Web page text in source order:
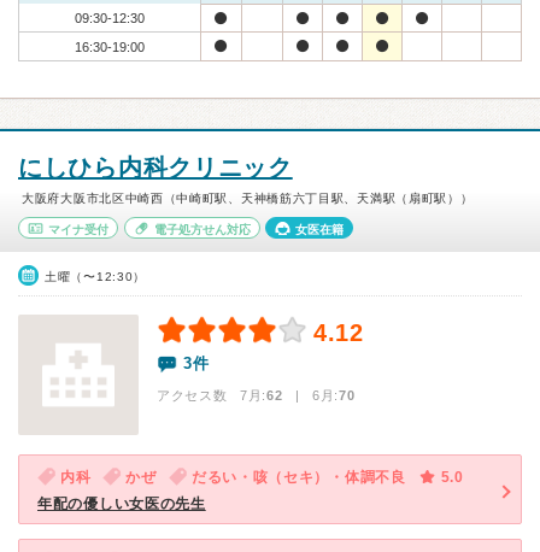
09:30-12:30
16:30-19:00
にしひら内科クリニック
大阪府大阪市北区中崎西（中崎町駅、天神橋筋六丁目駅、天満駅（扇町駅））
マイナ受付 電子処方せん対応 女医在籍
土曜（〜12:30）
4.12
3件
アクセス数 7月:62 | 6月:70
内科 かぜ だるい・咳（セキ）・体調不良
5.0
年配の優しい女医の先生